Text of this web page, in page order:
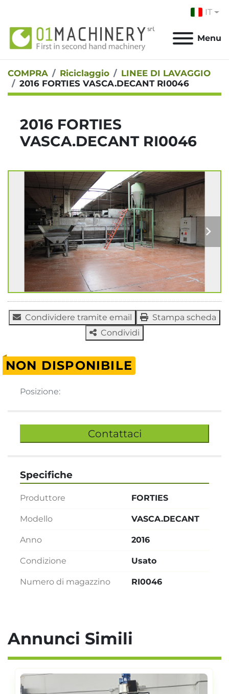
IT
Menu
COMPRA Riciclaggio
LINEE DI LAVAGGIO
2016 FORTIES VASCA.DECANT RI0046
2016 FORTIES
VASCA.DECANT RI0046
Condividere tramite email
Stampa scheda
Condividi
NON DISPONIBILE
Posizione:
Contattaci
Specifiche
Produttore FORTIES
Modello VASCA.DECANT
Anno 2016
Condizione Usato
Numero di magazzino RI0046
Annunci Simili